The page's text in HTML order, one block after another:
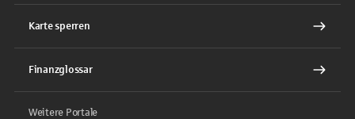
Karte sperren
Finanzglossar
Weitere Portale